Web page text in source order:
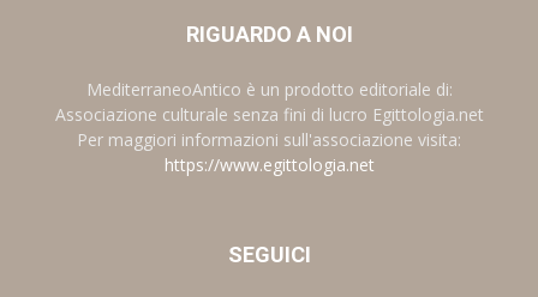
RIGUARDO A NOI
MediterraneoAntico è un prodotto editoriale di:
Associazione culturale senza fini di lucro Egittologia.net
Per maggiori informazioni sull'associazione visita:
https://www.egittologia.net
SEGUICI